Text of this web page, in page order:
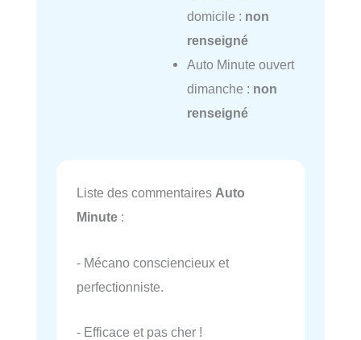
domicile : non
renseigné
Auto Minute ouvert
dimanche : non
renseigné
Liste des commentaires Auto
Minute :
- Mécano consciencieux et
perfectionniste.
- Efficace et pas cher !